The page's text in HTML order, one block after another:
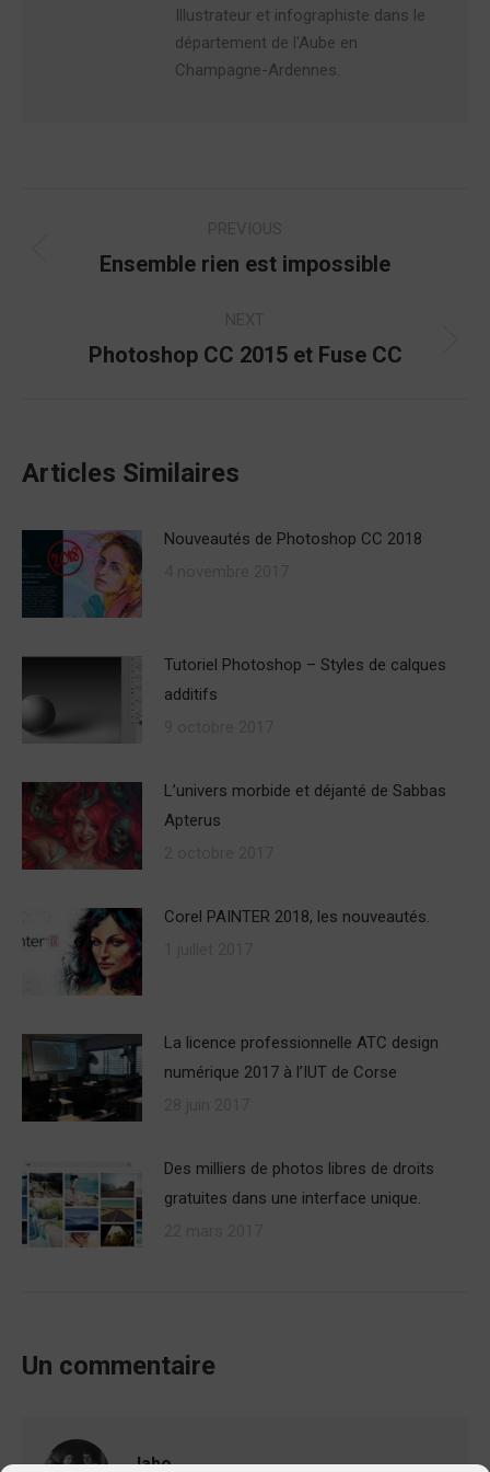
Illustrateur et infographiste dans le
département de l'Aube en
Champagne-Ardennes.
navigation
Previous
Ensemble rien est impossible
Next
Photoshop CC 2015 et Fuse CC
Articles Similaires
Nouveautés de Photoshop CC 2018
Tutoriel Photoshop – Styles de calques
additifs
L’univers morbide et déjanté de Sabbas
Apterus
Corel PAINTER 2018, les nouveautés.
La licence professionnelle ATC design
numérique 2017 à l’IUT de Corse
Des milliers de photos libres de droits
gratuites dans une interface unique.
Un commentaire
Jabo